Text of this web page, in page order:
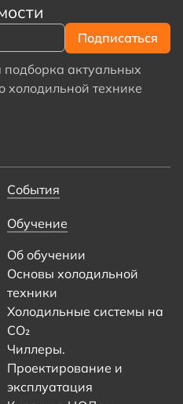
актуальных
холодильной технике
События
Обучение
Об обучении
Основы холодильной
техники
Холодильные системы на
CO₂
Чиллеры.
Проектирование и
эксплуатация